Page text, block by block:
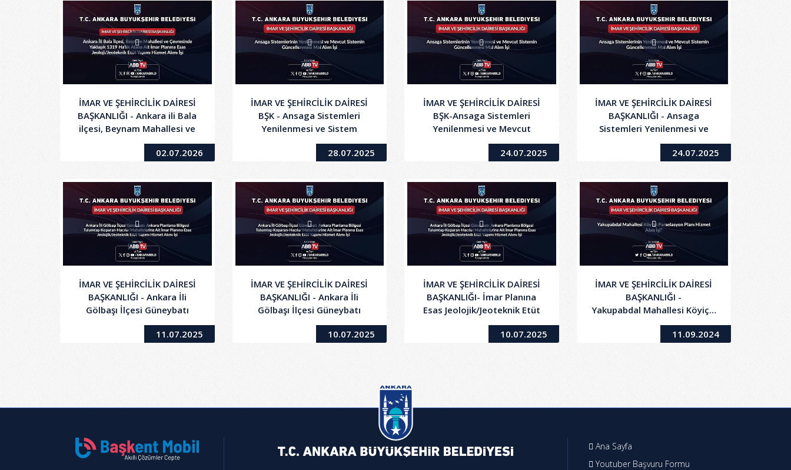
İMAR VE ŞEHİRCİLİK DAİRESİ
BAŞKANLIĞI - Ankara ili Bala
ilçesi, Beynam Mahallesi ve
Çevresinde
02.07.2026
İMAR VE ŞEHİRCİLİK DAİRESİ
BŞK - Ansaga Sistemleri
Yenilenmesi ve Sistem
Güncellenmesi 2. Oturum
28.07.2025
İMAR VE ŞEHİRCİLİK DAİRESİ
BŞK-Ansaga Sistemleri
Yenilenmesi ve Mevcut
Sistem Güncellenmesi
2.Oturum24.07.2025
İMAR VE ŞEHİRCİLİK DAİRESİ
BAŞKANLIĞI - Ansaga
Sistemleri Yenilenmesi ve
Mevcut Sistem
Güncellenmesi24.07.2025
İMAR VE ŞEHİRCİLİK DAİRESİ
BAŞKANLIĞI - Ankara İli
Gölbaşı İlçesi Güneybatı
Ankara Planlama Bölgesi
Tulumtaş - Koparan - Hacılar
11.07.2025
İMAR VE ŞEHİRCİLİK DAİRESİ
BAŞKANLIĞI - Ankara İli
Gölbaşı İlçesi Güneybatı
Ankara Planlama Bölgesi
Tulumtaş - Koparan - Hacılar
10.07.2025
İMAR VE ŞEHİRCİLİK DAİRESİ
BAŞKANLIĞI- İmar Planına
Esas Jeolojik/Jeoteknik Etüt
Yapımı Hizmet Alımı
10.07.2025
İMAR VE ŞEHİRCİLİK DAİRESİ
BAŞKANLIĞI -
Yakupabdal Mahallesi Köyiçi Parselasyon
- 2.Oturum
11.09.2024
Ana Sayfa
Youtuber Başvuru Formu